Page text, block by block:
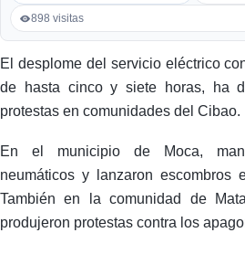
898 visitas
El desplome del servicio eléctrico
de hasta cinco y siete horas, ha
protestas en comunidades del Cibao.
En el municipio de Moca,
neumáticos y lanzaron escombros
También en la comunidad de
produjeron protestas contra los